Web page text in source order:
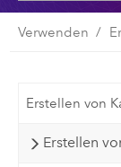
Verwenden
Erstellen von
Erstellen